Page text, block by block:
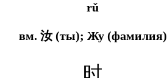
rǔ
вм. 汝 (ты); Жу (фамилия)
时